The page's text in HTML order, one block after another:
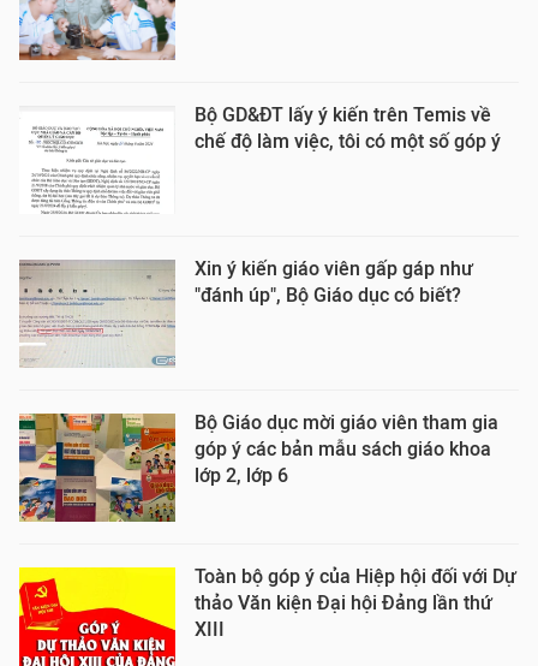
Bộ GD&ĐT lấy ý kiến trên Temis về
chế độ làm việc, tôi có một số góp ý
Xin ý kiến giáo viên gấp gáp như
"đánh úp", Bộ Giáo dục có biết?
Bộ Giáo dục mời giáo viên tham gia
góp ý các bản mẫu sách giáo khoa
lớp 2, lớp 6
Toàn bộ góp ý của Hiệp hội đối với Dự
thảo Văn kiện Đại hội Đảng lần thứ
XIII